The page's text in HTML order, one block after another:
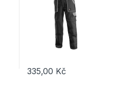
Možnosti lze vybrat na stránce
335,00 Kč
Tento produkt má více